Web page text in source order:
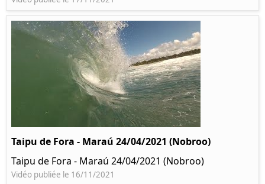
Taipu de Fora - Maraú 24/04/2021 (Nobroo)
Taipu de Fora - Maraú 24/04/2021 (Nobroo)
Vidéo publiée le 16/11/2021